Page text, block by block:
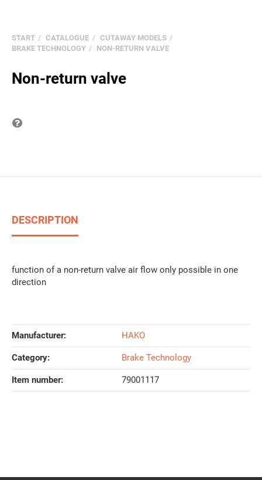
START CATALOGUE
CUTAWAY MODELS
BRAKE TECHNOLOGY
NON-RETURN VALVE
Non-return valve
DESCRIPTION
function of a non-return valve air flow only possible in one
direction
Manufacturer: HAKO
Category: Brake Technology
Item number: 79001117